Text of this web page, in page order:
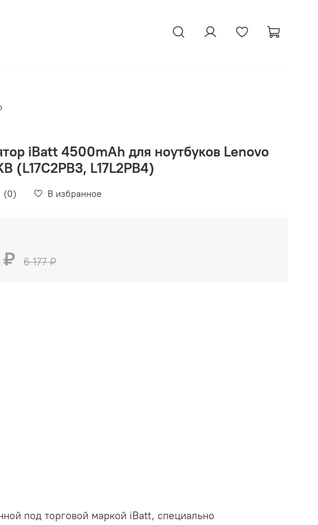
iBatt 4500mAh для ноутбуков Lenovo
(L17C2PB3, L17L2PB4)
(0) В избранное
6 177 ₽
под торговой маркой iBatt, специально